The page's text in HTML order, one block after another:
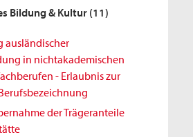
Bildung & Kultur (11)
ausländischer
in nichtakademischen
- Erlaubnis zur
der Trägeranteile